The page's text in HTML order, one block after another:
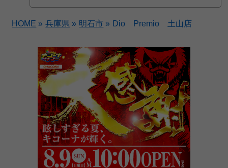
HOME » 兵庫県 » 明石市 » Dio Premio 土山店